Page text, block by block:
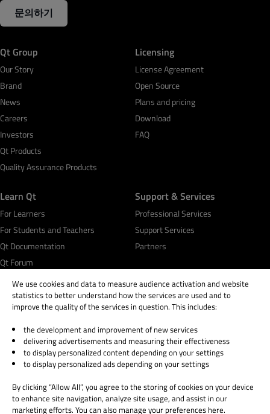
문의하기
Qt Group
Our Story
Brand
News
Careers
Investors
Qt Products
Quality Assurance Products
Licensing
License Agreement
Open Source
Plans and pricing
Download
FAQ
Learn Qt
For Learners
For Students and Teachers
Qt Documentation
Qt Forum
Support & Services
Professional Services
Support Services
Partners
© 2026 The Qt Company
Legal Notice
Privacy and Cookie Policy
Trust Center
Cookie Settings
We use cookies and data to measure audience activation and website
statistics to better understand how the services are used and to
improve the quality of the services in question. This includes:
the development and improvement of new services
delivering advertisements and measuring their effectiveness
to display personalized content depending on your settings
to display personalized ads depending on your settings
By clicking “Allow All”, you agree to the storing of cookies on your device
to enhance site navigation, analyze site usage, and assist in our
marketing efforts. You can also manage your preferences here.